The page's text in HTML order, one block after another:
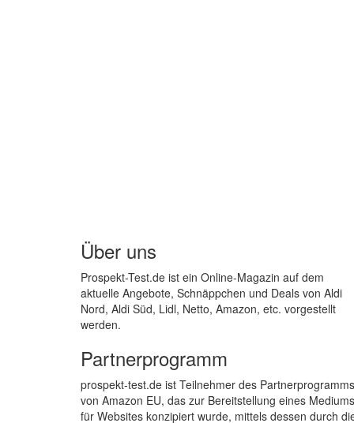
Über uns
Prospekt-Test.de ist ein Online-Magazin auf dem
aktuelle Angebote, Schnäppchen und Deals von Aldi
Nord, Aldi Süd, Lidl, Netto, Amazon, etc. vorgestellt
werden.
Partnerprogramm
prospekt-test.de ist Teilnehmer des Partnerprogramms
von Amazon EU, das zur Bereitstellung eines Mediums
für Websites konzipiert wurde, mittels dessen durch